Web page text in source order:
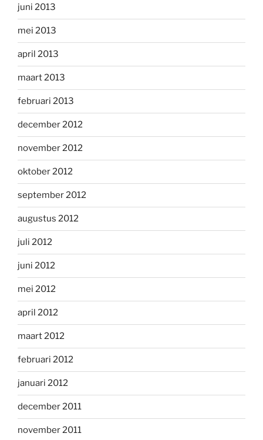
juni 2013
mei 2013
april 2013
maart 2013
februari 2013
december 2012
november 2012
oktober 2012
september 2012
augustus 2012
juli 2012
juni 2012
mei 2012
april 2012
maart 2012
februari 2012
januari 2012
december 2011
november 2011